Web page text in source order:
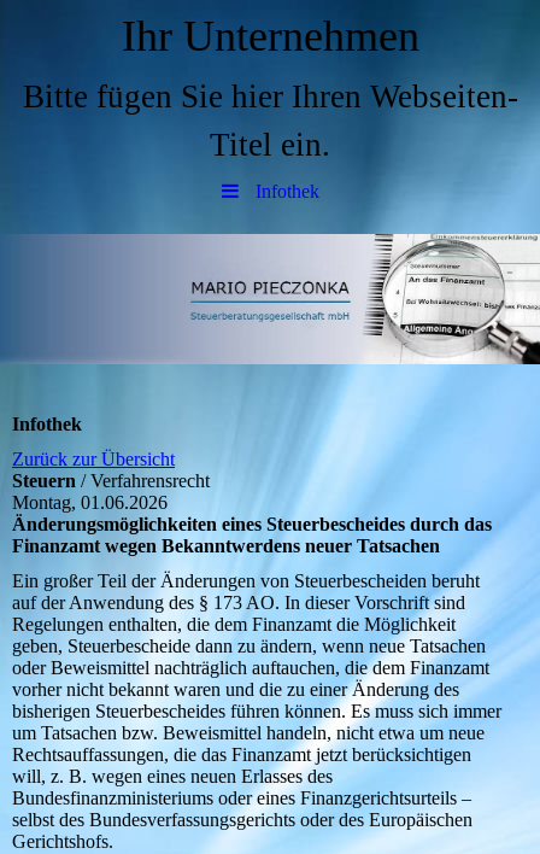
Ihr Unternehmen
Bitte fügen Sie hier Ihren Webseiten-
Titel ein.
Infothek
Infothek
Zurück zur Übersicht
Steuern / Verfahrensrecht
Montag, 01.06.2026
Änderungsmöglichkeiten eines Steuerbescheides durch das
Finanzamt wegen Bekanntwerdens neuer Tatsachen
Ein großer Teil der Änderungen von Steuerbescheiden beruht
auf der Anwendung des § 173 AO. In dieser Vorschrift sind
Regelungen enthalten, die dem Finanzamt die Möglichkeit
geben, Steuerbescheide dann zu ändern, wenn neue Tatsachen
oder Beweismittel nachträglich auftauchen, die dem Finanzamt
vorher nicht bekannt waren und die zu einer Änderung des
bisherigen Steuerbescheides führen können. Es muss sich immer
um Tatsachen bzw. Beweismittel handeln, nicht etwa um neue
Rechtsauffassungen, die das Finanzamt jetzt berücksichtigen
will, z. B. wegen eines neuen Erlasses des
Bundesfinanzministeriums oder eines Finanzgerichtsurteils –
selbst des Bundesverfassungsgerichts oder des Europäischen
Gerichtshofs.